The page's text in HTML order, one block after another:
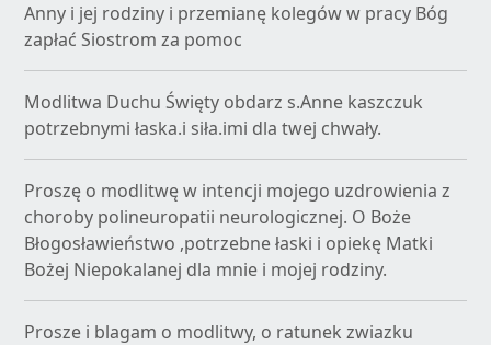
Anny i jej rodziny i przemianę kolegów w pracy Bóg
zapłać Siostrom za pomoc
Modlitwa Duchu Święty obdarz s.Anne kaszczuk
potrzebnymi łaska.i siła.imi dla twej chwały.
Proszę o modlitwę w intencji mojego uzdrowienia z
choroby polineuropatii neurologicznej. O Boże
Błogosławieństwo ,potrzebne łaski i opiekę Matki
Bożej Niepokalanej dla mnie i mojej rodziny.
Prosze i blagam o modlitwy, o ratunek zwiazku